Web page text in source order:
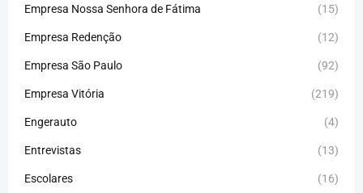
Empresa Nossa Senhora de Fátima (15)
Empresa Redenção (12)
Empresa São Paulo (92)
Empresa Vitória (219)
Engerauto (4)
Entrevistas (13)
Escolares (16)